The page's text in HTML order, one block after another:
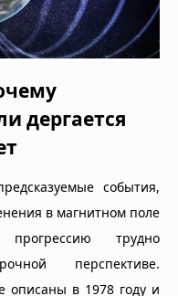
дергается
события,
в магнитном поле
трудно
перспективе.
в 1978 году и